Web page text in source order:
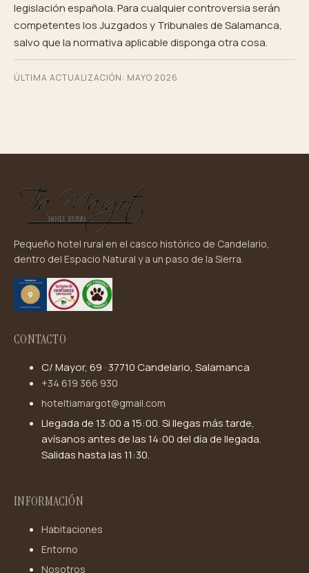
legislación española. Para cualquier controversia serán
competentes los Juzgados y Tribunales de Salamanca,
salvo que la normativa aplicable disponga otra cosa.
ÚLTIMA ACTUALIZACIÓN: MAYO 2026
Pequeño hotel rural en el casco histórico de Candelario,
dentro del Espacio Natural y a un paso de la Sierra.
CONTACTO
C/ Mayor, 69 · 37710 Candelario, Salamanca
+34 619 366 930
hoteltiamargot@gmail.com
Llegada de 13:00 a 15:00. Si llegas más tarde,
avísanos antes de las 14:00 del día de llegada.
Salidas hasta las 11:30.
INFORMACIÓN
Habitaciones
Entorno
Nosotros